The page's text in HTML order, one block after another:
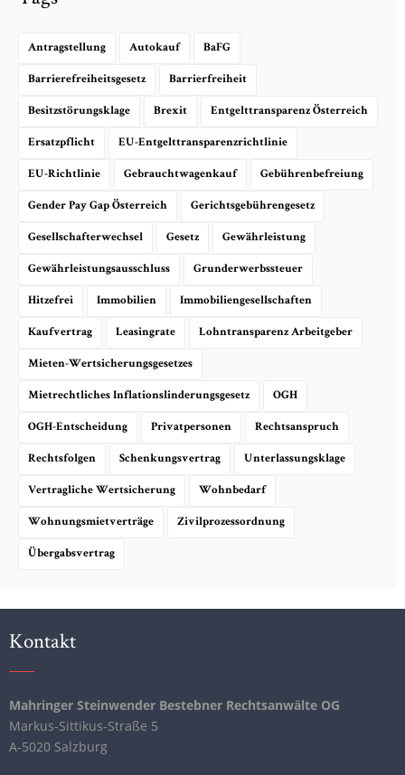
Antragstellung Autokauf BaFG
Barrierefreiheitsgesetz Barrierfreiheit
Besitzstörungsklage Brexit Entgelttransparenz Österreich
Ersatzpflicht EU-Entgelttransparenzrichtlinie
EU-Richtlinie Gebrauchtwagenkauf Gebührenbefreiung
Gender Pay Gap Österreich Gerichtsgebührengesetz
Gesellschafterwechsel Gesetz Gewährleistung
Gewährleistungsausschluss Grunderwerbssteuer
Hitzefrei Immobilien Immobiliengesellschaften
Kaufvertrag Leasingrate Lohntransparenz Arbeitgeber
Mieten-Wertsicherungsgesetzes
Mietrechtliches Inflationslinderungsgesetz OGH
OGH-Entscheidung Privatpersonen Rechtsanspruch
Rechtsfolgen Schenkungsvertrag Unterlassungsklage
Vertragliche Wertsicherung Wohnbedarf
Wohnungsmietverträge Zivilprozessordnung
Übergabsvertrag
Kontakt
Mahringer Steinwender Bestebner Rechtsanwälte OG
Markus-Sittikus-Straße 5
A-5020 Salzburg